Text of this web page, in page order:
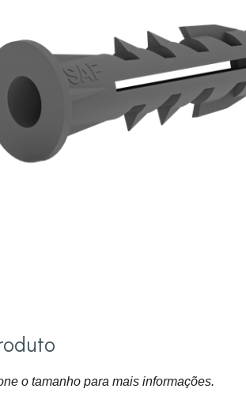
o tamanho para mais informações.